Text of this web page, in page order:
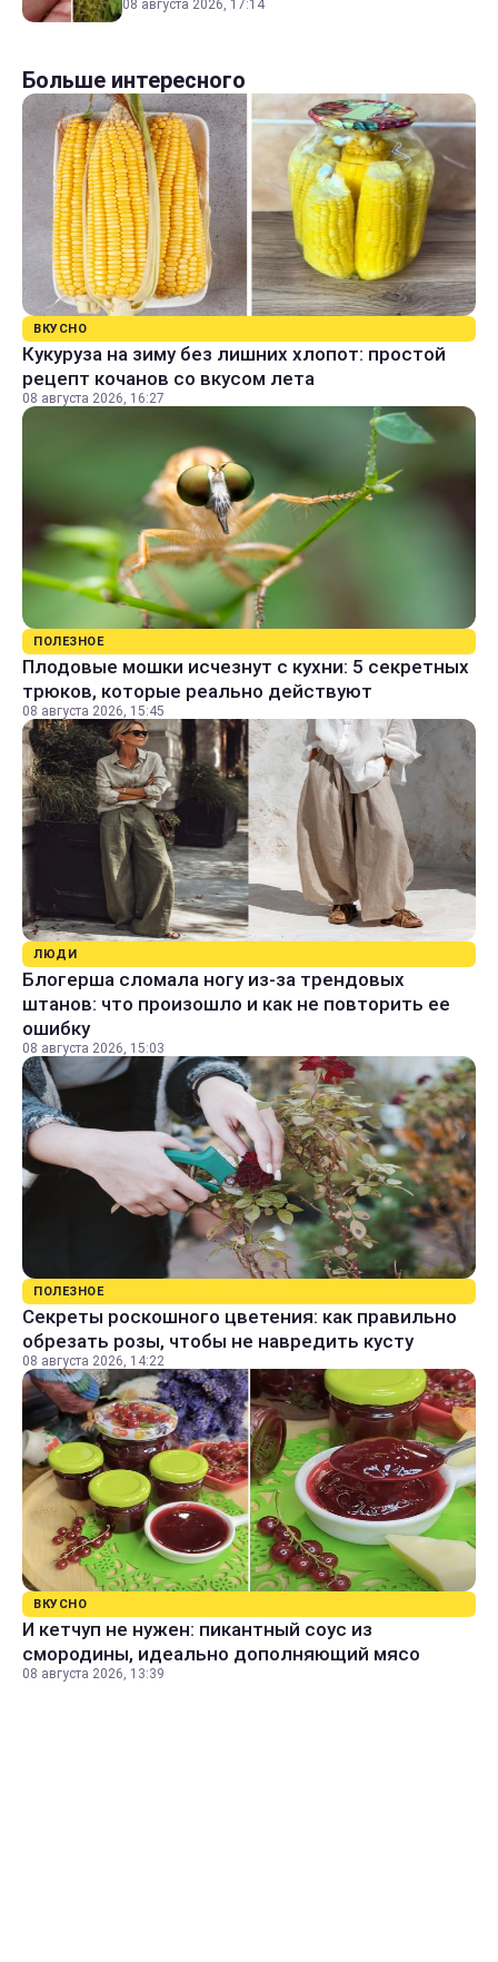
08 августа 2026, 17:14
Больше интересного
ВКУСНО
Кукуруза на зиму без лишних хлопот: простой
рецепт кочанов со вкусом лета
08 августа 2026, 16:27
ПОЛЕЗНОЕ
Плодовые мошки исчезнут с кухни: 5 секретных
трюков, которые реально действуют
08 августа 2026, 15:45
ЛЮДИ
Блогерша сломала ногу из-за трендовых
штанов: что произошло и как не повторить ее
ошибку
08 августа 2026, 15:03
ПОЛЕЗНОЕ
Секреты роскошного цветения: как правильно
обрезать розы, чтобы не навредить кусту
08 августа 2026, 14:22
ВКУСНО
И кетчуп не нужен: пикантный соус из
смородины, идеально дополняющий мясо
08 августа 2026, 13:39